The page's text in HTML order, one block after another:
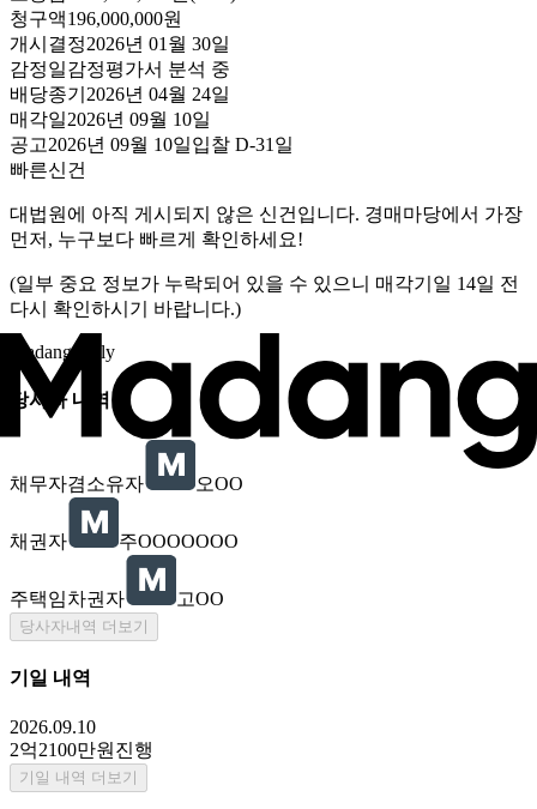
청구액196,000,000원
개시결정2026년 01월 30일
감정일감정평가서 분석 중
배당종기 2026년 04월 24일
매각일2026년 09월 10일
공고2026년 09월 10일입찰 D-31 일
빠른신건
대법원에 아직 게시되지 않은 신건입니다. 경매마당에서 가장
먼저, 누구보다 빠르게 확인하세요!
(일부 중요 정보가 누락되어 있을 수 있으니 매각기일 14일 전
다시 확인하시기 바랍니다.)
Madang Only
당사자 내역
채무자겸소유자 오OO
채권자 주OOOOOOO
주택임차권자 고OO
당사자내역 더보기
기일 내역
2026.09.10
2억2100만원 진행
기일 내역 더보기